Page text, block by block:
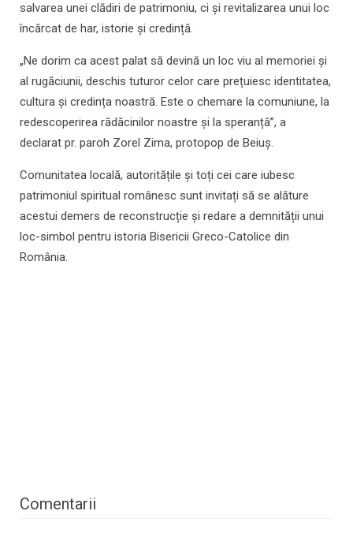
salvarea unei clădiri de patrimoniu, ci și revitalizarea unui loc
încărcat de har, istorie și credință.
„Ne dorim ca acest palat să devină un loc viu al memoriei și
al rugăciunii, deschis tuturor celor care prețuiesc identitatea,
cultura și credința noastră. Este o chemare la comuniune, la
redescoperirea rădăcinilor noastre și la speranță”, a
declarat pr. paroh Zorel Zima, protopop de Beiuș.
Comunitatea locală, autoritățile și toți cei care iubesc
patrimoniul spiritual românesc sunt invitați să se alăture
acestui demers de reconstrucție și redare a demnității unui
loc-simbol pentru istoria Bisericii Greco-Catolice din
România.
Comentarii